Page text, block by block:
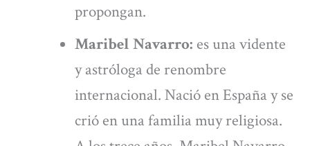
propongan.
Maribel Navarro: es una vidente
y astróloga de renombre
internacional. Nació en España y se
crió en una familia muy religiosa.